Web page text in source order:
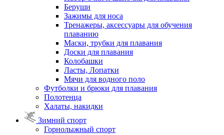
Беруши
Зажимы для носа
Тренажеры, аксессуары для обучения
плаванию
Маски, трубки для плавания
Доски для плавания
Колобашки
Ласты, Лопатки
Мячи для водного поло
Футболки и брюки для плавания
Полотенца
Халаты, накидки
Зимний спорт
Горнолыжный спорт